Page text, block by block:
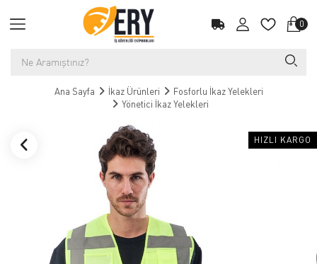
0
Ana Sayfa İkaz Ürünleri
Fosforlu İkaz Yelekleri
Yönetici İkaz Yelekleri
HIZLI KARGO